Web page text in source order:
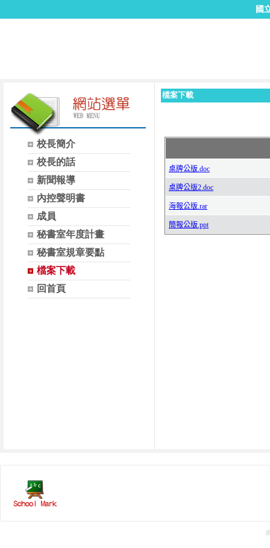
國
校長簡介
校長的話
新聞報導
內控聲明書
成員
秘書室年度計畫
秘書室規章要點
檔案下載
回首頁
檔案下載